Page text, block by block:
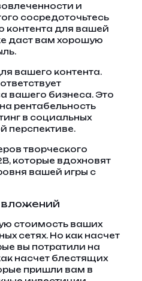
и
сосредоточьтесь
контента для вашей
даст вам хорошую
вашего контента.
вашего бизнеса. Это
рентабельность
в социальных
перспективе.
творческого
которые вдохновят
вашей игры с
стоимость ваших
сетях. Но как насчет
вы потратили на
насчет блестящих
пришли вам в